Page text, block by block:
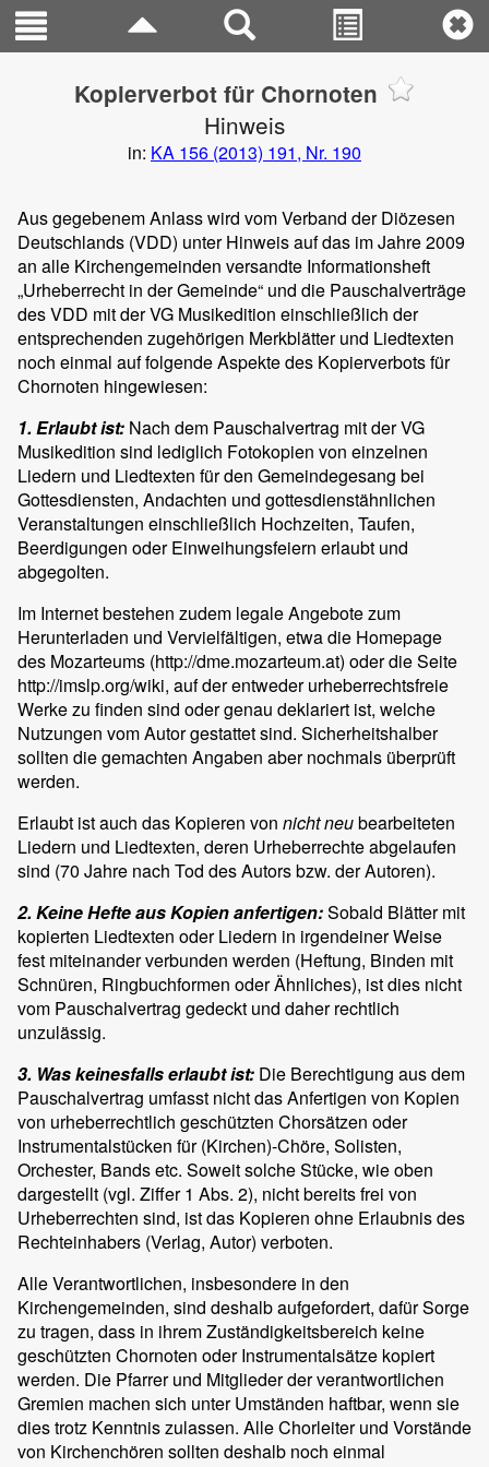
Kopierverbot für Chornoten
Hinweis
in: KA 156 (2013) 191, Nr. 190
Aus gegebenem Anlass wird vom Verband der Diözesen
Deutschlands (VDD) unter Hinweis auf das im Jahre 2009
an alle Kirchengemeinden versandte Informationsheft
„Urheberrecht in der Gemeinde“ und die Pauschalverträge
des VDD mit der VG Musikedition einschließlich der
entsprechenden zugehörigen Merkblätter und Liedtexten
noch einmal auf folgende Aspekte des Kopierverbots für
Chornoten hingewiesen:
1. Erlaubt ist: Nach dem Pauschalvertrag mit der VG
Musikedition sind lediglich Fotokopien von einzelnen
Liedern und Liedtexten für den Gemeindegesang bei
Gottesdiensten, Andachten und gottesdienstähnlichen
Veranstaltungen einschließlich Hochzeiten, Taufen,
Beerdigungen oder Einweihungsfeiern erlaubt und
abgegolten.
Im Internet bestehen zudem legale Angebote zum
Herunterladen und Vervielfältigen, etwa die Homepage
des Mozarteums (http://dme.mozarteum.at) oder die Seite
http://imslp.org/wiki, auf der entweder urheberrechtsfreie
Werke zu finden sind oder genau deklariert ist, welche
Nutzungen vom Autor gestattet sind. Sicherheitshalber
sollten die gemachten Angaben aber nochmals überprüft
werden.
Erlaubt ist auch das Kopieren von nicht neubearbeiteten
Liedern und Liedtexten, deren Urheberrechte abgelaufen
sind (70 Jahre nach Tod des Autors bzw. der Autoren).
2. Keine Hefte aus Kopien anfertigen:Sobald Blätter mit
kopierten Liedtexten oder Liedern in irgendeiner Weise
fest miteinander verbunden werden (Heftung, Binden mit
Schnüren, Ringbuchformen oder Ähnliches), ist dies nicht
vom Pauschalvertrag gedeckt und daher rechtlich
unzulässig.
3. Was keinesfalls erlaubt ist: Die Berechtigung aus dem
Pauschalvertrag umfasst nicht das Anfertigen von Kopien
von urheberrechtlich geschützten Chorsätzen oder
Instrumentalstücken für (Kirchen)-Chöre, Solisten,
Orchester, Bands etc. Soweit solche Stücke, wie oben
dargestellt (vgl. Ziffer 1 Abs. 2), nicht bereits frei von
Urheberrechten sind, ist das Kopieren ohne Erlaubnis des
Rechteinhabers (Verlag, Autor) verboten.
Alle Verantwortlichen, insbesondere in den
Kirchengemeinden, sind deshalb aufgefordert, dafür Sorge
zu tragen, dass in ihrem Zuständigkeitsbereich keine
geschützten Chornoten oder Instrumentalsätze kopiert
werden. Die Pfarrer und Mitglieder der verantwortlichen
Gremien machen sich unter Umständen haftbar, wenn sie
dies trotz Kenntnis zulassen. Alle Chorleiter und Vorstände
von Kirchenchören sollten deshalb noch einmal